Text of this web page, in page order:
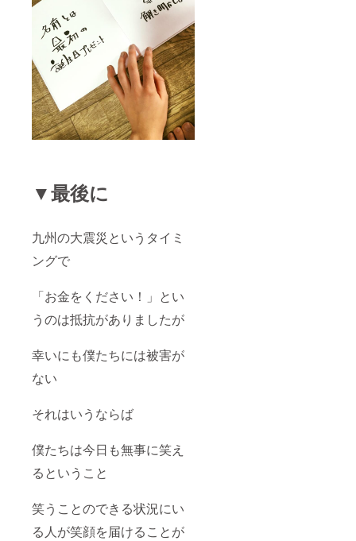
▼最後に
九州の大震災というタイミ
ングで
「お金をください！」とい
うのは抵抗がありましたが
幸いにも僕たちには被害が
ない
それはいうならば
僕たちは今日も無事に笑え
るということ
笑うことのできる状況にい
る人が笑顔を届けることが